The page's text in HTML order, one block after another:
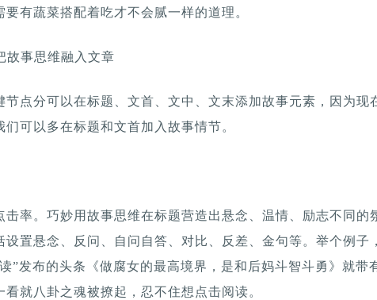
要有蔬菜搭配着吃才不会腻一样的道理。
故事思维融入文章
节点分可以在标题、文首、文中、文末添加故事元素，因为现
们可以多在标题和文首加入故事情节。
击率。巧妙用故事思维在标题营造出悬念、温情、励志不同的
设置悬念、反问、自问自答、对比、反差、金句等。举个例子
”发布的头条《做腐女的最高境界，是和后妈斗智斗勇》就带
看就八卦之魂被撩起，忍不住想点击阅读。